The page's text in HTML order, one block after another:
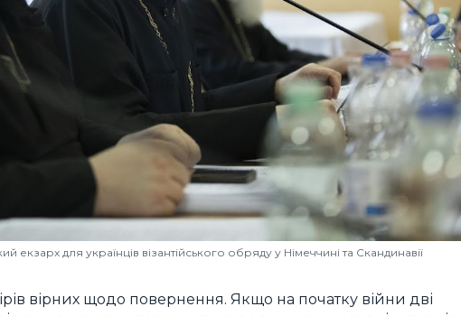
екзарх для українців візантійського обряду у Німеччині та Скандинавії
вірних щодо повернення. Якщо на початку війни дві